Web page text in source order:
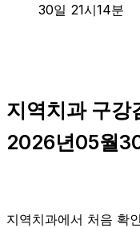
30일 21시14분
지역치과 구강
2026년05월
지역치과에서 처음 확